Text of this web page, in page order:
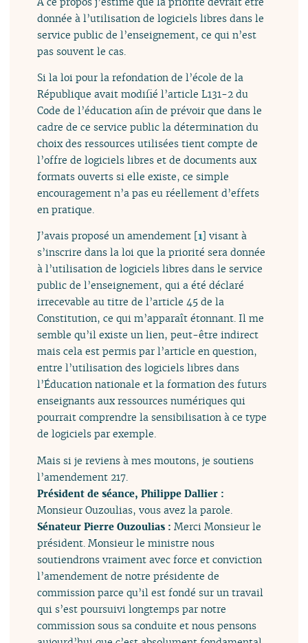
donnée à l’utilisation de logiciels libres dans le
service public de l’enseignement, ce qui n’est
pas souvent le cas.
Si la loi pour la refondation de l’école de la
République avait modifié l’article L131-2 du
Code de l’éducation afin de prévoir que dans le
cadre de ce service public la détermination du
choix des ressources utilisées tient compte de
l’offre de logiciels libres et de documents aux
formats ouverts si elle existe, ce simple
encouragement n’a pas eu réellement d’effets
en pratique.
J’avais proposé un amendement [1] visant à
s’inscrire dans la loi que la priorité sera donnée
à l’utilisation de logiciels libres dans le service
public de l’enseignement, qui a été déclaré
irrecevable au titre de l’article 45 de la
Constitution, ce qui m’apparaît étonnant. Il me
semble qu’il existe un lien, peut-être indirect
mais cela est permis par l’article en question,
entre l’utilisation des logiciels libres dans
l’Éducation nationale et la formation des futurs
enseignants aux ressources numériques qui
pourrait comprendre la sensibilisation à ce type
de logiciels par exemple.
Mais si je reviens à mes moutons, je soutiens
l’amendement 217.
Président de séance, Philippe Dallier :
Monsieur Ouzoulias, vous avez la parole.
Sénateur Pierre Ouzoulias :Merci Monsieur le
président. Monsieur le ministre nous
soutiendrons vraiment avec force et conviction
l’amendement de notre présidente de
commission parce qu’il est fondé sur un travail
qui s’est poursuivi longtemps par notre
commission sous sa conduite et nous pensons